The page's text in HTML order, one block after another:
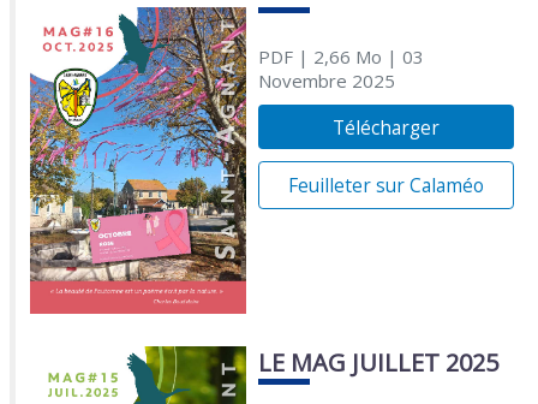
PDF| 2,66 Mo | 03
Novembre 2025
Télécharger
Feuilleter sur Calaméo
LE MAG JUILLET 2025